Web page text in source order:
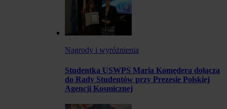
Nagrody i wyróżnienia
Studentka USWPS Maria Komędera dołącza
do Rady Studentów przy Prezesie Polskiej
Agencji Kosmicznej